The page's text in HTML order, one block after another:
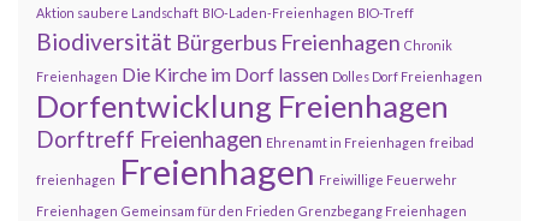
Aktion saubere Landschaft BIO-Laden-Freienhagen BIO-Treff
Biodiversität Bürgerbus Freienhagen Chronik
Freienhagen Die Kirche im Dorf lassen Dolles Dorf Freienhagen
Dorfentwicklung Freienhagen
Dorftreff Freienhagen Ehrenamt in Freienhagen freibad
freienhagen Freienhagen Freiwillige Feuerwehr
Freienhagen Gemeinsam für den Frieden Grenzbegang Freienhagen